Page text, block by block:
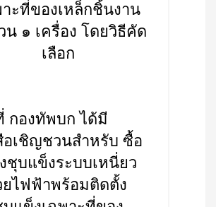
าะที่ของเหล็กชิ้นงาน
น ๑ เครื่อง โดยวิธีคัด
เลือก
กองทัพบก ได้มี
อเชิญชวนสำหรับ ซื้อ
ชุบแข็งระบบเหนี่ยว
ยไฟฟ้าพร้อมติดตั้ง